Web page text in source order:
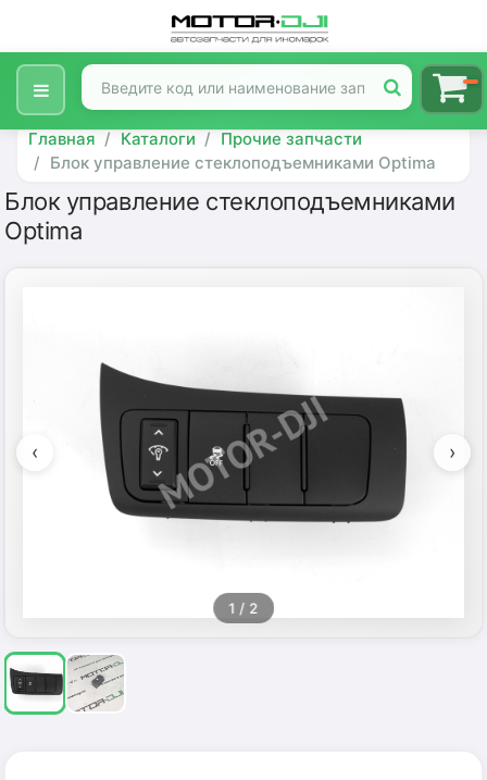
Главная Каталоги
Прочие запчасти
Блок управление стеклоподъемниками Optima
Блок управление стеклоподъемниками
Optima
1 / 2
‹ ›